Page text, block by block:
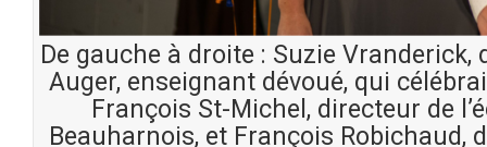
De gauche à droite : Suzie Vranderick,
Auger, enseignant dévoué, qui
François St-Michel, directeur de
Beauharnois, et François